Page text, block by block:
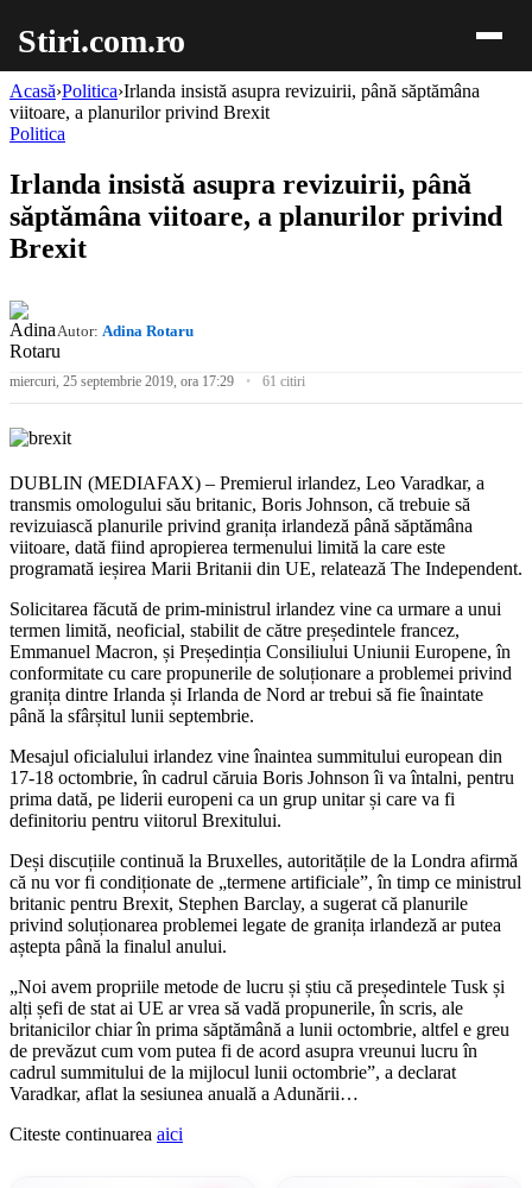
Stiri.com.ro
Acasă›Politica›Irlanda insistă asupra revizuirii, până săptămâna
viitoare, a planurilor privind Brexit
Politica
Irlanda insistă asupra revizuirii, până
săptămâna viitoare, a planurilor privind
Brexit
Autor: Adina Rotaru
miercuri, 25 septembrie 2019, ora 17:29 61 citiri
DUBLIN (MEDIAFAX) – Premierul irlandez, Leo Varadkar, a
transmis omologului său britanic, Boris Johnson, că trebuie să
revizuiască planurile privind granița irlandeză până săptămâna
viitoare, dată fiind apropierea termenului limită la care este
programată ieșirea Marii Britanii din UE, relatează The Independent.
Solicitarea făcută de prim-ministrul irlandez vine ca urmare a unui
termen limită, neoficial, stabilit de către președintele francez,
Emmanuel Macron, și Președinția Consiliului Uniunii Europene, în
conformitate cu care propunerile de soluționare a problemei privind
granița dintre Irlanda și Irlanda de Nord ar trebui să fie înaintate
până la sfârșitul lunii septembrie.
Mesajul oficialului irlandez vine înaintea summitului european din
17-18 octombrie, în cadrul căruia Boris Johnson îi va întalni, pentru
prima dată, pe liderii europeni ca un grup unitar și care va fi
definitoriu pentru viitorul Brexitului.
Deși discuțiile continuă la Bruxelles, autoritățile de la Londra afirmă
că nu vor fi condiționate de „termene artificiale”, în timp ce ministrul
britanic pentru Brexit, Stephen Barclay, a sugerat că planurile
privind soluționarea problemei legate de granița irlandeză ar putea
aștepta până la finalul anului.
„Noi avem propriile metode de lucru și știu că președintele Tusk și
alți șefi de stat ai UE ar vrea să vadă propunerile, în scris, ale
britanicilor chiar în prima săptămână a lunii octombrie, altfel e greu
de prevăzut cum vom putea fi de acord asupra vreunui lucru în
cadrul summitului de la mijlocul lunii octombrie”, a declarat
Varadkar, aflat la sesiunea anuală a Adunării…
Citeste continuarea aici